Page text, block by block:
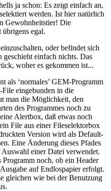
ja schon: Es zeigt einfach an,
werden. Ist hier natürlich
Gewohnheitstier! Die
übrigens egal.
oder befindet sich
einfach nichts. Das
woher es gekommen ist...
als ‘normales’ GEM-Programm
eingebunden in die
man die Möglichkeit, den
des Programmes noch zu
Alertbox, daß etwas noch
File aus einer Fileselektorbox
Version wird als Default-
Eine Änderung dieses Pfades
einer Datei verwendet.
noch, ob ein Header
auf Endlospapier erfolgt.
gleichen wie bei der Benutzung